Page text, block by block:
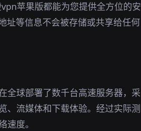
苹果版都能为您提供全方位的安
址等信息不会被存储或共享给任何
全球部署了数千台高速服务器，采
、流媒体和下载体验。经过实际测
速度。